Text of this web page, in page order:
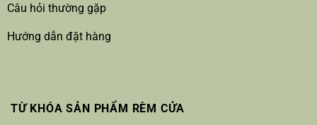
Câu hỏi thường gặp
Hướng dẫn đặt hàng
TỪ KHÓA SẢN PHẨM RÈM CỬA